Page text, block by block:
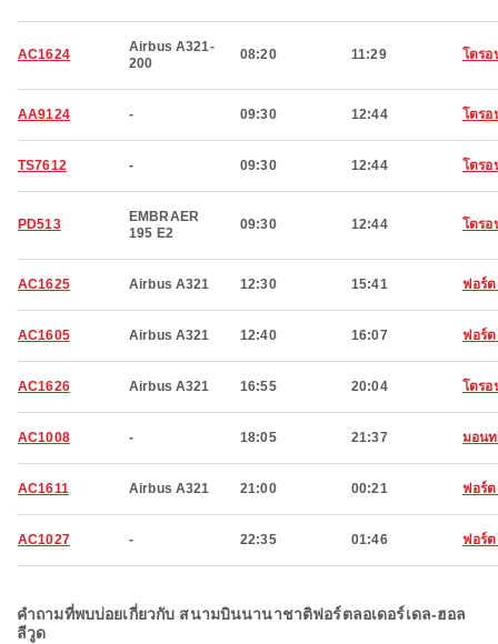
AC1624
Airbus A321-
200
08:20 11:29 โตรอ
AA9124 - 09:30 12:44 โตรอ
TS7612 - 09:30 12:44 โตรอ
PD513
EMBRAER
195 E2
09:30 12:44 โตรอ
AC1625 Airbus A321 12:30 15:41 ฟอร์ต
AC1605 Airbus A321 12:40 16:07 ฟอร์ต
AC1626 Airbus A321 16:55 20:04 โตรอ
AC1008 - 18:05 21:37 มอน
AC1611 Airbus A321 21:00 00:21 ฟอร์ต
AC1027 - 22:35 01:46 ฟอร์ต
คำถามที่พบบ่อยเกี่ยวกับ สนามบินนานาชาติฟอร์ตลอเดอร์เดล-ฮอล
ลีวูด